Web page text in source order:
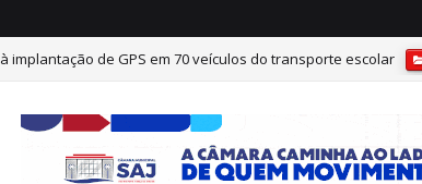
implantação de GPS em 70 veículos do transporte escolar